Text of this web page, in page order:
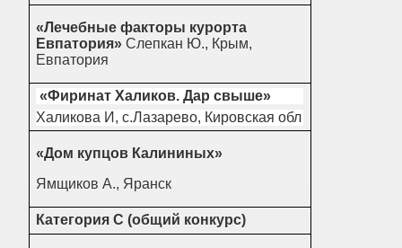
«Лечебные факторы курорта
Евпатория»Слепкан Ю., Крым,
Евпатория
«Фиринат Халиков. Дар свыше»
Халикова И, с.Лазарево, Кировская обл
«Дом купцов Калининых»
Ямщиков А., Яранск
Категория С (общий конкурс)